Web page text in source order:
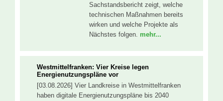
Sachstandsbericht zeigt, welche
technischen Maßnahmen bereits
wirken und welche Projekte als
Nächstes folgen. mehr...
Westmittelfranken: Vier Kreise legen
Energienutzungspläne vor
[03.08.2026] Vier Landkreise in Westmittelfranken
haben digitale Energienutzungspläne bis 2040